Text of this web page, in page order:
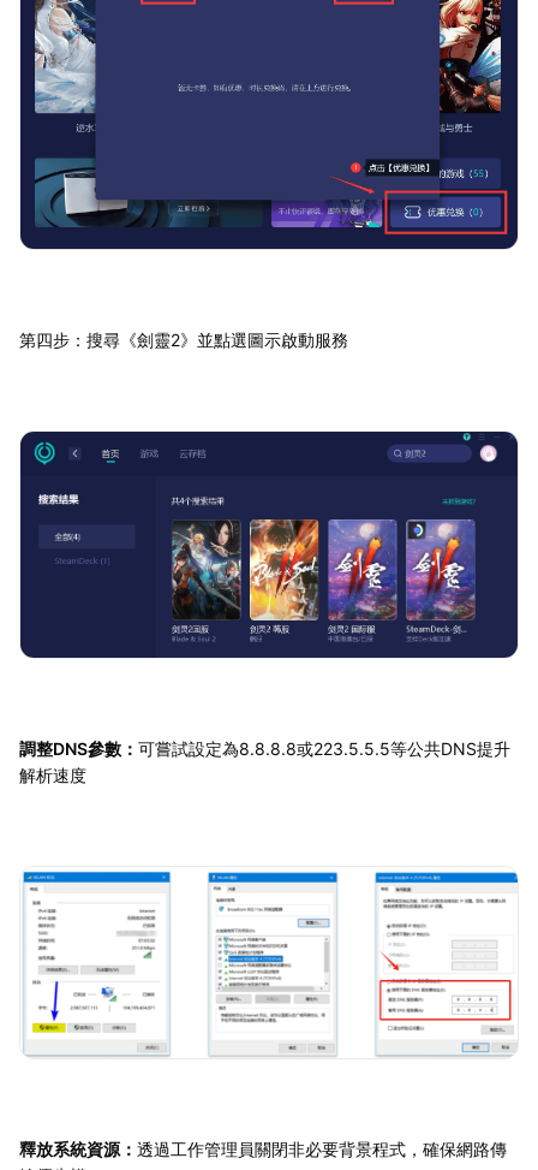
第四步：搜尋《劍靈2》並點選圖示啟動服務
調整DNS參數： 可嘗試設定為8.8.8.8或223.5.5.5等公共DNS提升
解析速度
釋放系統資源： 透過工作管理員關閉非必要背景程式，確保網路傳